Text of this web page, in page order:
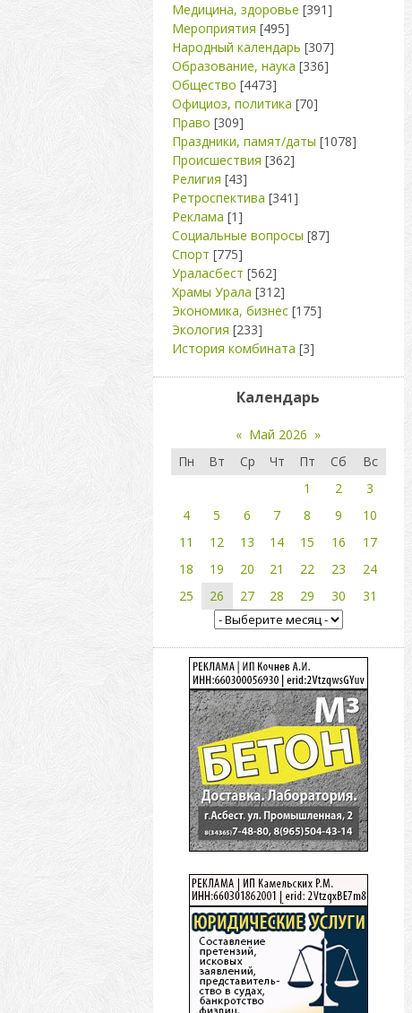
Медицина, здоровье [391]
Мероприятия [495]
Народный календарь [307]
Образование, наука [336]
Общество [4473]
Официоз, политика [70]
Право [309]
Праздники, памят/даты [1078]
Происшествия [362]
Религия [43]
Ретроспектива [341]
Реклама [1]
Социальные вопросы [87]
Спорт [775]
Ураласбест [562]
Храмы Урала [312]
Экономика, бизнес [175]
Экология [233]
История комбината [3]
Календарь
« Май 2026 »
Пн
Вт Ср Чт Пт Сб
Вс
1
2
3
4
5 6 7 8 9
10
11
12 13 14 15 16
17
18
19 20 21 22 23
24
25
26 27 28 29 30 31